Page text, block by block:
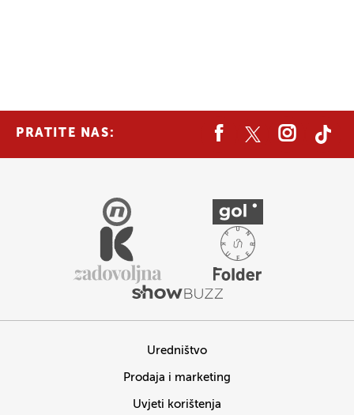
PRATITE NAS:
Uredništvo
Prodaja i marketing
Uvjeti korištenja